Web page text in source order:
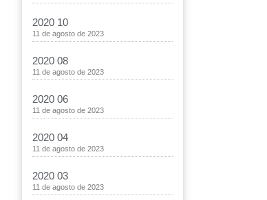
2020 10
11 de agosto de 2023
2020 08
11 de agosto de 2023
2020 06
11 de agosto de 2023
2020 04
11 de agosto de 2023
2020 03
11 de agosto de 2023